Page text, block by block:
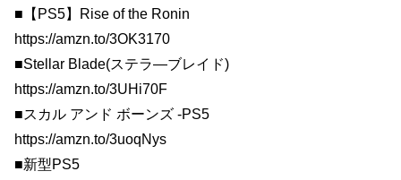
■【PS5】Rise of the Ronin
https://amzn.to/3OK3170
■Stellar Blade(ステラ―ブレイド)
https://amzn.to/3UHi70F
■スカル アンド ボーンズ -PS5
https://amzn.to/3uoqNys
■新型PS5